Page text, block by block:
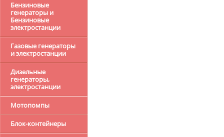
Бензиновые
генераторы и
Бензиновые
электростанции
Газовые генераторы
и электростанции
Дизельные
генераторы,
электростанции
Мотопомпы
Блок-контейнеры